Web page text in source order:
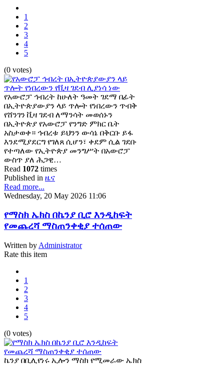
1
2
3
4
5
(0 votes)
የአውሮፓ ኅብረት ከሁለት ዓመት ገደማ በፊት
በኢትዮጵያውያን ላይ ጥሎት የነበረውን ጥብቅ
የሸንገን ቪዛ ገደብ ለማንሳት መወሰኑን
በኢትዮጵያ የአውሮፓ የንግድ ምክር ቤት
አስታወቀ። ኅብረቱ ይህንን ውሳኔ በቅርቡ ይፋ
እንደሚያደርግ የገለጸ ሲሆን፣ ቀደም ሲል ገደቡ
የተጣለው የኢትዮጵያ መንግሥት በአውሮፓ
ውስጥ ያለ ሕጋዊ…
Read 1072 times
Published in ዜና
Read more...
Wednesday, 20 May 2026 11:06
የማስክ ኤክስ በኬንያ ቢሮ እንዲከፍት
የመጨረሻ ማስጠንቀቂያ ተሰጠው
Written by Administrator
Rate this item
1
2
3
4
5
(0 votes)
ኬንያ በቢሊየነሩ ኢሎን ማስክ የሚመራው ኤክስ